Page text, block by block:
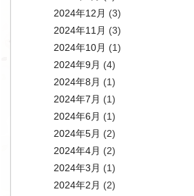
2024年12月 (3)
2024年11月 (3)
2024年10月 (1)
2024年9月 (4)
2024年8月 (1)
2024年7月 (1)
2024年6月 (1)
2024年5月 (2)
2024年4月 (2)
2024年3月 (1)
2024年2月 (2)